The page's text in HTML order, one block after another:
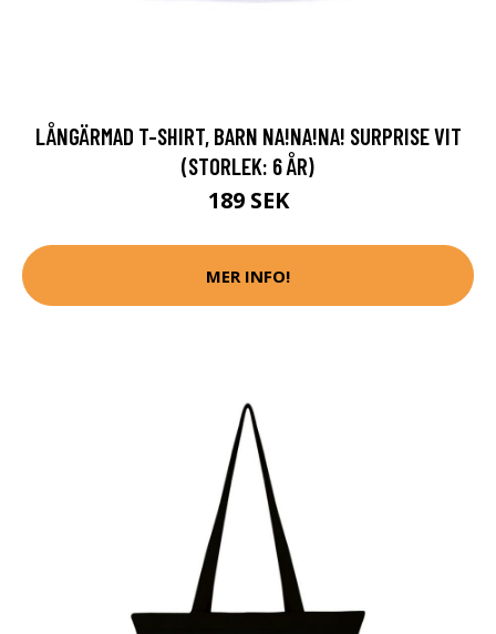
LÅNGÄRMAD T-SHIRT, BARN NA!NA!NA! SURPRISE VIT
(STORLEK: 6 ÅR)
189 SEK
MER INFO!